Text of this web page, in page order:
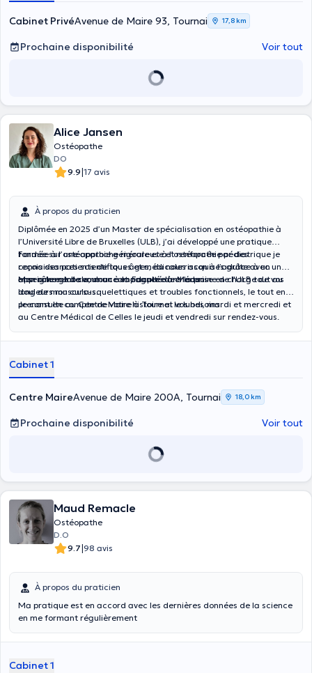
Cabinet PrivéAvenue de Maire 93, Tournai 17,8 km
Prochaine disponibilité Voir tout
Alice Jansen
Ostéopathe
DO
9.9|17 avis
À propos du praticien
Diplômée en 2025 d’un Master de spécialisation en ostéopathie à
l’Université Libre de Bruxelles (ULB), j’ai développé une pratique
fondée sur une approche rigoureuse et renforcée par des
connaissances scientifiques et médicales acquises grâce à un
enseignement commun à la Faculté de Médecine de l'ULB tout au
long de mon cursus.
Formée à l’ostéopathie générale et à l’ostéopathie pédiatrique je
reçois des patients de tous âges, du nourrisson à l’adulte avec une
approche globale, douce et adaptée à chacun.
Mon rôle est de vous accompagner dans la prise en charge de vos
douleurs musculo-squelettiques et troubles fonctionnels, le tout en
prenant en compte de votre histoire et vos besoins.
Je consulte au Centre Maire à Tournai le lundi, mardi et mercredi et
au Centre Médical de Celles le jeudi et vendredi sur rendez-vous.
Cabinet 1
Centre Maire Avenue de Maire 200A, Tournai 18,0 km
Prochaine disponibilité Voir tout
Maud Remacle
Ostéopathe
D.O
9.7|98 avis
À propos du praticien
Ma pratique est en accord avec les dernières données de la science
en me formant régulièrement
Cabinet 1